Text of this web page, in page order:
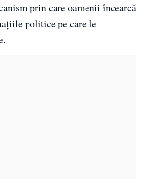
prin care oamenii încearcă
politice pe care le